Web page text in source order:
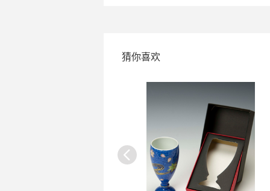
猜你喜欢